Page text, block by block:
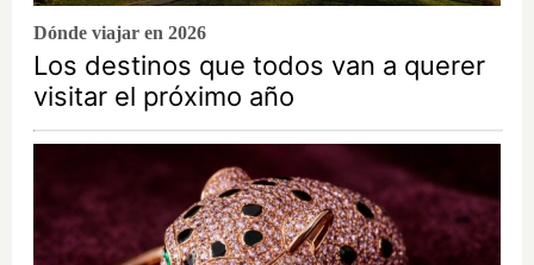
Dónde viajar en 2026
Los destinos que todos van a querer
visitar el próximo año